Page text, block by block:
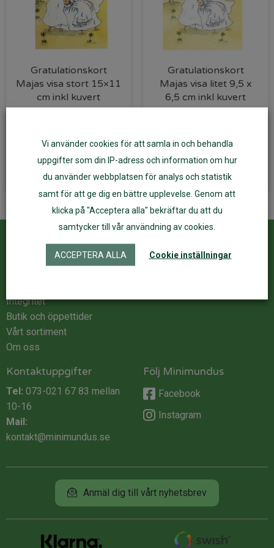
Gratulationskort
Majas visa stort 15×11
cm inkl kuvert
Läs mer
Gratulationskort
Majas visa litet 9,5 x
6,5 cm inkl kuvert
Lägg till i varukorg
Kundservice
Integritet
Butik och öppettider
Vårt sortiment
Om oss
ÅF Login
Kontaktuppgifter
Tel: 073-021 67 83 mellan
10-16
Mail:
kontakt@minimundus.se
Följ Minimundus
Facebook
Instagram
Anmäl dig till vårt nyhetsbrev
Vi använder cookies för att samla in och behandla
uppgifter som din IP-adress och information om hur
du använder webbplatsen för analys och statistik
samt för att ge dig en bättre upplevelse. Genom att
klicka på "Acceptera alla" bekräftar du att du
samtycker till vår användning av cookies.
ACCEPTERA ALLA Cookie inställningar